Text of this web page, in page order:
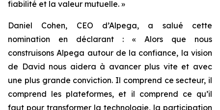
fiabilité et la valeur mutuelle. »
Daniel Cohen, CEO d’Alpega, a salué cette
nomination en déclarant : « Alors que nous
construisons Alpega autour de la confiance, la vision
de David nous aidera à avancer plus vite et avec
une plus grande conviction. Il comprend ce secteur, il
comprend les plateformes, et il comprend ce qu’il
faut pour transformer la technologie, la participation